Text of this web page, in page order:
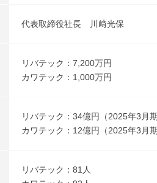
代表取締役社長 川﨑光保
リバテック：7,200万円
カワテック：1,000万円
リバテック：34億円（2025年3月期
カワテック：12億円（2025年3月期
リバテック：81人